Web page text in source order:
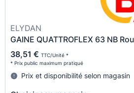
ELYDAN
GAINE QUATTROFLEX 63 NB
38,51 € TTC/Unité *
* Prix public maximum pratiqué
Prix et disponibilité selon magasin